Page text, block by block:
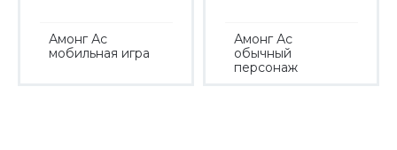
Амонг Ас
мобильная игра
Амонг Ас
обычный
персонаж